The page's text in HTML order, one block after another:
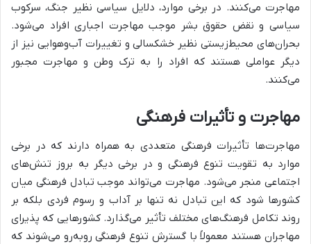
مهاجرت می‌کنند. در برخی موارد، دلایل سیاسی نظیر جنگ، سرکوب
سیاسی و نقض حقوق بشر موجب مهاجرت اجباری افراد می‌شود.
بحران‌های محیط‌زیستی نظیر خشکسالی و تغییرات آب‌وهوایی نیز از
دیگر عواملی هستند که افراد را به ترک وطن و مهاجرت مجبور
می‌کنند.
مهاجرت و تأثیرات فرهنگی
مهاجرت‌ها تأثیرات فرهنگی متعددی به همراه دارند که در برخی
موارد به تقویت تنوع فرهنگی و در برخی دیگر به بروز تنش‌های
اجتماعی منجر می‌شود. مهاجرت می‌تواند موجب تبادل فرهنگی میان
کشورها شود که این تبادل نه تنها بر آداب و رسوم فردی بلکه بر
روند تکامل فرهنگ‌های مختلف تأثیر می‌گذارد. کشورهایی که پذیرای
مهاجران هستند معمولاً با گسترش تنوع فرهنگی روبه‌رو می‌شوند که